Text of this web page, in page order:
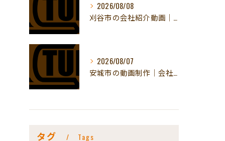
2026/08/08
刈谷市の会社紹介動画｜取引先への見せ方
2026/08/07
安城市の動画制作｜会社紹介動画の料金と流れ
タグ Tags